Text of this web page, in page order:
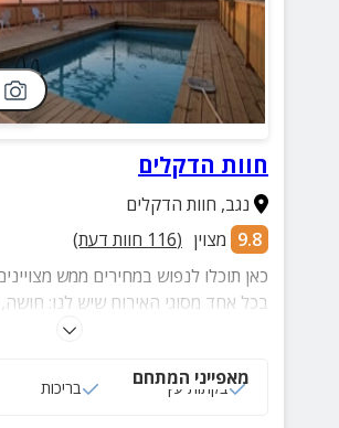
חוות הדקלים
נגב, חוות הדקלים
9.8 מצוין (
116 חוות דעת)
כאן תוכלו לנפוש במחירים ממש
בכל אחד מסוגי האירוח שיש לנו: חושה,
גלמפינג וליהנות גם מהבריכה, פינת החי
מאפייני המתחם
בקתות עץ בריכות